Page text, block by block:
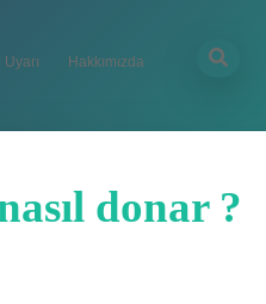
Hakkımızda
donar ?